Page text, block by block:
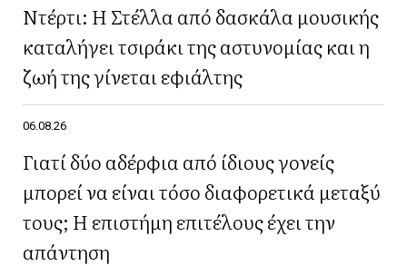
Ντέρτι: Η Στέλλα από δασκάλα μουσικής
καταλήγει τσιράκι της αστυνομίας και η
ζωή της γίνεται εφιάλτης
06.08.26
Γιατί δύο αδέρφια από ίδιους γονείς
μπορεί να είναι τόσο διαφορετικά μεταξύ
τους; Η επιστήμη επιτέλους έχει την
απάντηση